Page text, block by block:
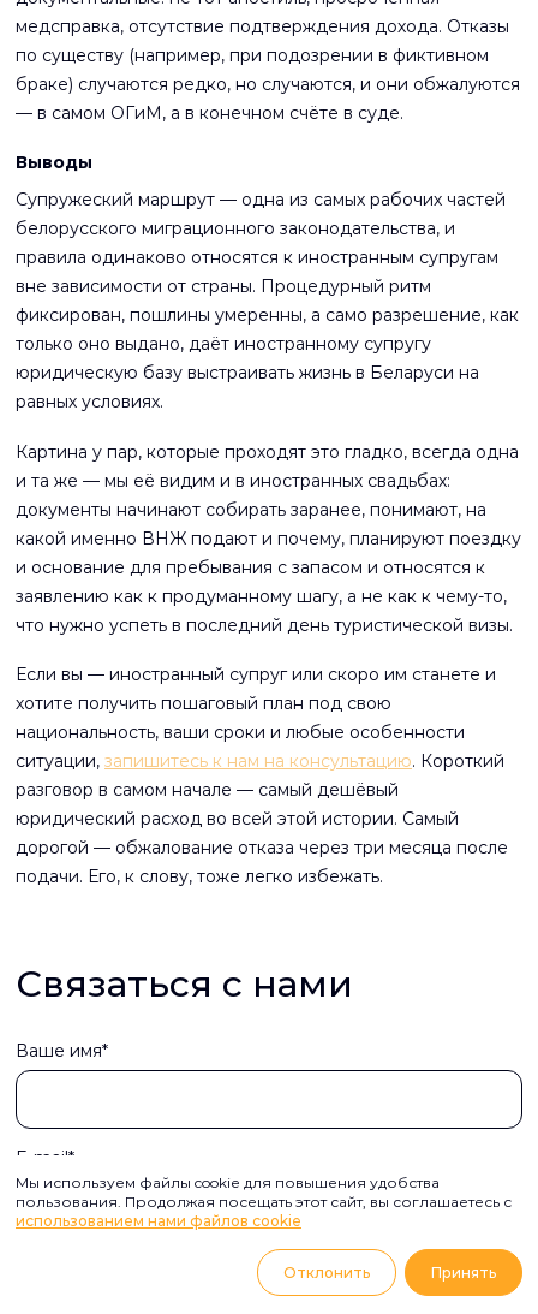
медсправка, отсутствие подтверждения дохода. Отказы
по существу (например, при подозрении в фиктивном
браке) случаются редко, но случаются, и они обжалуются
— в самом ОГиМ, а в конечном счёте в суде.
Выводы
Супружеский маршрут — одна из самых рабочих частей
белорусского миграционного законодательства, и
правила одинаково относятся к иностранным супругам
вне зависимости от страны. Процедурный ритм
фиксирован, пошлины умеренны, а само разрешение, как
только оно выдано, даёт иностранному супругу
юридическую базу выстраивать жизнь в Беларуси на
равных условиях.
Картина у пар, которые проходят это гладко, всегда одна
и та же — мы её видим и в иностранных свадьбах:
документы начинают собирать заранее, понимают, на
какой именно ВНЖ подают и почему, планируют поездку
и основание для пребывания с запасом и относятся к
заявлению как к продуманному шагу, а не как к чему-то,
что нужно успеть в последний день туристической визы.
Если вы — иностранный супруг или скоро им станете и
хотите получить пошаговый план под свою
национальность, ваши сроки и любые особенности
ситуации, запишитесь к нам на консультацию. Короткий
разговор в самом начале — самый дешёвый
юридический расход во всей этой истории. Самый
дорогой — обжалование отказа через три месяца после
подачи. Его, к слову, тоже легко избежать.
Связаться с нами
Ваше имя*
E-mail*
Мы используем файлы cookie для повышения удобства
пользования. Продолжая посещать этот сайт, вы соглашаетесь с
использованием нами файлов cookie
Отклонить Принять